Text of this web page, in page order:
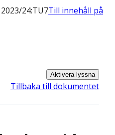
24:TU7Till innehåll på
Aktivera lyssna
Tillbaka till dokumentet